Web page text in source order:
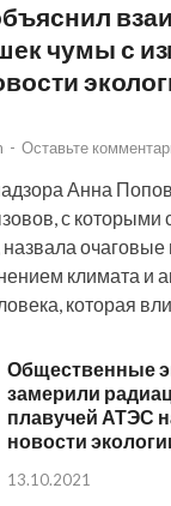
чумы с
- Оставьте
Анна
с которыми
назвала
климата и
которая
Общественные
замерили
плавучей АТЭС
новости
13.10.2021